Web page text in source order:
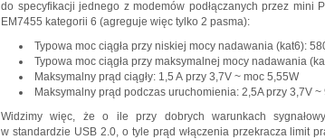
do specyfikacji jednego z modemów podłączanych przez mini
EM7455 kategorii 6 (agreguje więc tylko 2 pasma):
Typowa moc ciągła przy niskiej mocy nadawania (kat6):
Typowa moc ciągła przy maksymalnej mocy nadawania
Maksymalny prąd ciągły: 1,5 A przy 3,7V ~ moc 5,55W
Maksymalny prąd podczas uruchomienia: 2,5A przy 3,7V ~
Widzimy więc, że o ile przy dobrych warunkach
w standardzie USB 2.0, o tyle prąd włączenia przekracza limit